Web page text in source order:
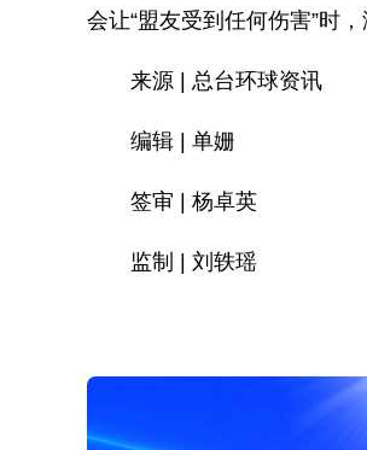
会让“盟友受到任何伤害”时
来源 | 总台环球资讯
编辑 | 单姗
签审 | 杨卓英
监制 | 刘轶瑶